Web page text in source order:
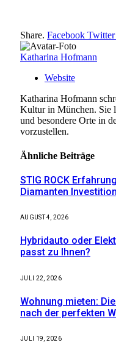
Share. Facebook Twitter
Katharina Hofmann
Website
Katharina Hofmann
Kultur in München. Sie
und besondere Orte in
vorzustellen.
Ähnliche Beiträge
STIG ROCK
Diamanten Investition
AUGUST 4, 2026
Hybridauto oder
passt zu Ihnen?
JULI 22, 2026
Wohnung mieten:
nach der perfekten
JULI 19, 2026